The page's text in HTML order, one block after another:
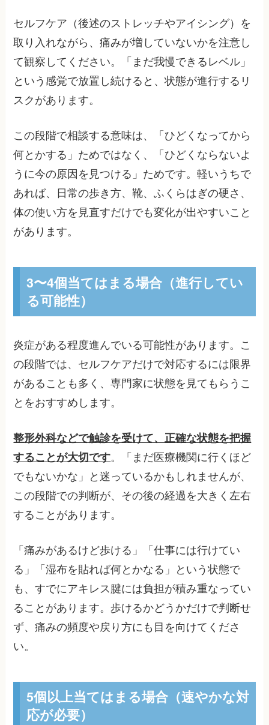
セルフケア（後述のストレッチやアイシング）を
取り入れながら、痛みが増していないかを注意し
て観察してください。「まだ我慢できるレベル」
という感覚で放置し続けると、状態が進行するリ
スクがあります。
この段階で相談する意味は、「ひどくなってから
何とかする」ためではなく、「ひどくならないよ
うに今の原因を見つける」ためです。軽いうちで
あれば、日常の歩き方、靴、ふくらはぎの硬さ、
体の使い方を見直すだけでも変化が出やすいこと
があります。
3〜4個当てはまる場合（進行してい
る可能性）
炎症がある程度進んでいる可能性があります。こ
の段階では、セルフケアだけで対応するには限界
があることも多く、専門家に状態を見てもらうこ
とをおすすめします。
整形外科などで触診を受けて、正確な状態を把握
することが大切です。「まだ医療機関に行くほど
でもないかな」と迷っているかもしれませんが、
この段階での判断が、その後の経過を大きく左右
することがあります。
「痛みがあるけど歩ける」「仕事には行けてい
る」「湿布を貼れば何とかなる」という状態で
も、すでにアキレス腱には負担が積み重なってい
ることがあります。歩けるかどうかだけで判断せ
ず、痛みの頻度や戻り方にも目を向けてくださ
い。
5個以上当てはまる場合（速やかな対
応が必要）